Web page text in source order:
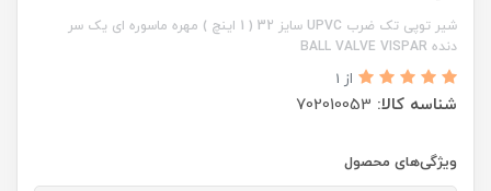
شیر توپی تک ضرب UPVC سایز 32 ( 1 اینچ ) مهره ماسوره ای یک سر
دنده BALL VALVE VISPAR
از 1
شناسه کالا: 702010053
ویژگی‌های محصول